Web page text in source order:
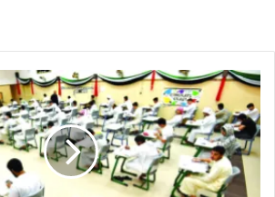
«التربية»:
خطة
شاملة
في
المدارس
استعداداً
لاختبارات